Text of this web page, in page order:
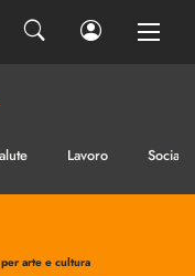
Lavoro Sociale
arte e cultura